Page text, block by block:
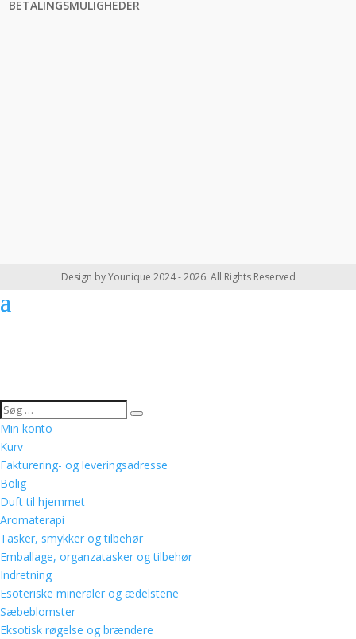
BETALINGSMULIGHEDER
Design by Younique 2024 - 2026. All Rights Reserved
Min konto
Kurv
Fakturering- og leveringsadresse
Bolig
Duft til hjemmet
Aromaterapi
Tasker, smykker og tilbehør
Emballage, organzatasker og tilbehør
Indretning
Esoteriske mineraler og ædelstene
Sæbeblomster
Eksotisk røgelse og brændere